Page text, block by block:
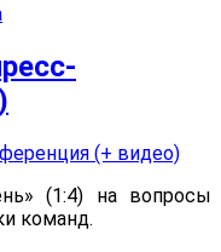
(1:4) на вопросы
команд.